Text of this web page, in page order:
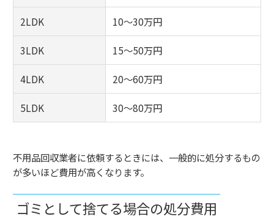
2LDK 10～30万円
3LDK 15～50万円
4LDK 20～60万円
5LDK 30～80万円
不用品回収業者に依頼するときには、一般的に処分するもの
が多いほど費用が高くなります。
ゴミとして捨てる場合の処分費用